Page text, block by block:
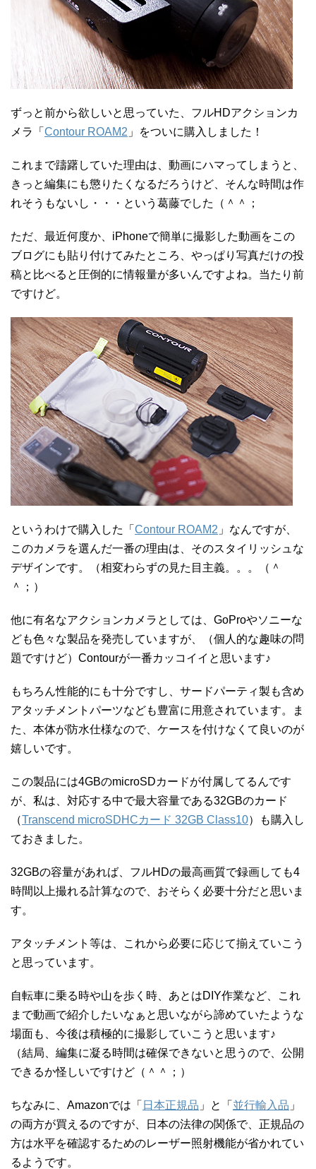
ずっと前から欲しいと思っていた、フルHDアクションカ
メラ「 Contour ROAM2 」をついに購入しました！
これまで躊躇していた理由は、動画にハマってしまうと、
きっと編集にも懲りたくなるだろうけど、そんな時間は作
れそうもないし・・・という葛藤でした（＾＾；
ただ、最近何度か、iPhoneで簡単に撮影した動画をこの
ブログにも貼り付けてみたところ、やっぱり写真だけの投
稿と比べると圧倒的に情報量が多いんですよね。当たり前
ですけど。
というわけで購入した「 Contour ROAM2 」なんですが、
このカメラを選んだ一番の理由は、そのスタイリッシュな
デザインです。（相変わらずの見た目主義。。。（＾
＾；）
他に有名なアクションカメラとしては、GoProやソニーな
ども色々な製品を発売していますが、（個人的な趣味の問
題ですけど）Contourが一番カッコイイと思います♪
もちろん性能的にも十分ですし、サードパーティ製も含め
アタッチメントパーツなども豊富に用意されています。ま
た、本体が防水仕様なので、ケースを付けなくて良いのが
嬉しいです。
この製品には4GBのmicroSDカードが付属してるんです
が、私は、対応する中で最大容量である32GBのカード
（Transcend microSDHCカード 32GB Class10）も購入し
ておきました。
32GBの容量があれば、フルHDの最高画質で録画しても4
時間以上撮れる計算なので、おそらく必要十分だと思いま
す。
アタッチメント等は、これから必要に応じて揃えていこう
と思っています。
自転車に乗る時や山を歩く時、あとはDIY作業など、これ
まで動画で紹介したいなぁと思いながら諦めていたような
場面も、今後は積極的に撮影していこうと思います♪
（結局、編集に凝る時間は確保できないと思うので、公開
できるか怪しいですけど（＾＾；）
ちなみに、Amazonでは「 日本正規品 」と「 並行輸入品 」
の両方が買えるのですが、日本の法律の関係で、正規品の
方は水平を確認するためのレーザー照射機能が省かれてい
るようです。